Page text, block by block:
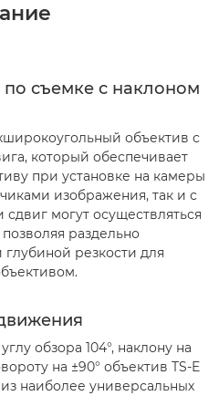
съемке с наклоном
объектив с
который обеспечивает
при установке на камеры
изображения, так и с
могут осуществляться
раздельно
резкости для
обзора 104°, наклону на
на ±90° объектив TS-E
наиболее универсальных